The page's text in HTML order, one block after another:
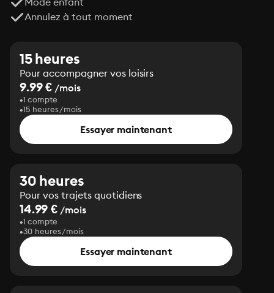
Annulez à tout moment
15 heures
Pour accompagner vos loisirs
9.99 € /mois
1 compte
15 heures/mois
Essayer maintenant
30 heures
Pour vos trajets quotidiens
14.99 € /mois
1 compte
30 heures/mois
Essayer maintenant